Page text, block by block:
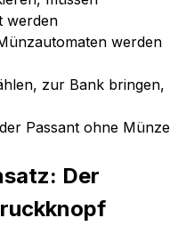
werden
werden
zur Bank bringen,
Passant ohne Münze
Der